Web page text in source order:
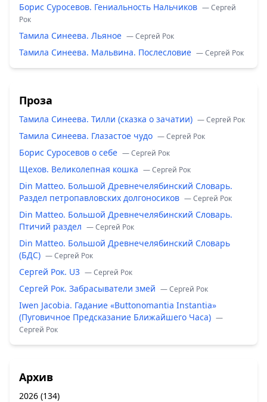
Борис Суросевов. Гениальность Нальчиков — Сергей
Рок
Тамила Синеева. Льяное — Сергей Рок
Тамила Синеева. Мальвина. Послесловие — Сергей Рок
Проза
Тамила Синеева. Тилли (сказка о зачатии) — Сергей Рок
Тамила Синеева. Глазастое чудо — Сергей Рок
Борис Суросевов о себе — Сергей Рок
Щехов. Великолепная кошка — Сергей Рок
Din Matteo. Большой Древнечелябинский Словарь.
Раздел петропавловских долгоносиков — Сергей Рок
Din Matteo. Большой Древнечелябинский Словарь.
Птичий раздел — Сергей Рок
Din Matteo. Большой Древнечелябинский Словарь
(БДС) — Сергей Рок
Сергей Рок. U3 — Сергей Рок
Сергей Рок. Забрасыватели змей — Сергей Рок
Iwen Jacobia. Гадание «Buttonomantia Instantia»
(Пуговичное Предсказание Ближайшего Часа) —
Сергей Рок
Архив
2026 (134)